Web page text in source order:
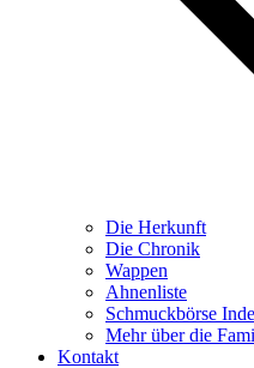
Die Herkunft
Die Chronik
Wappen
Ahnenliste
Schmuckbörse
Mehr über die
Kontakt